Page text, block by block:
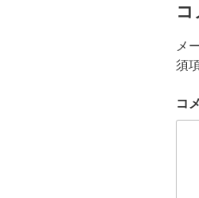
メ
須
コ